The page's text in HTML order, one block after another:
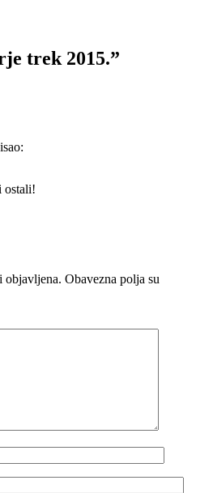
trek 2015.”
objavljena. Obavezna polja su